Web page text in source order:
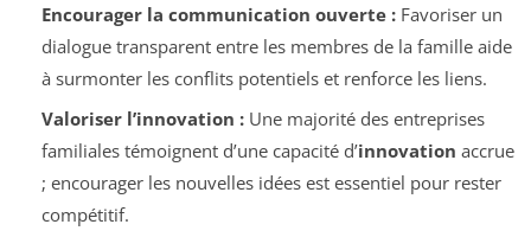
Encourager la communication ouverte :Favoriser un
dialogue transparent entre les membres de la famille aide
à surmonter les conflits potentiels et renforce les liens.
Valoriser l’innovation :Une majorité des entreprises
familiales témoignent d’une capacité d’innovation accrue
; encourager les nouvelles idées est essentiel pour rester
compétitif.